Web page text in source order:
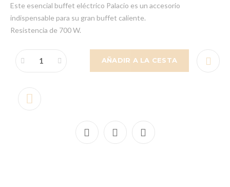
Este esencial buffet eléctrico Palacio es un accesorio
indispensable para su gran buffet caliente.
Resistencia de 700 W.
AÑADIR A LA CESTA